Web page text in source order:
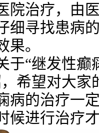
院治疗，由
细寻找患病
。
“继发性癫
希望对大
病的治疗一
候进行治疗